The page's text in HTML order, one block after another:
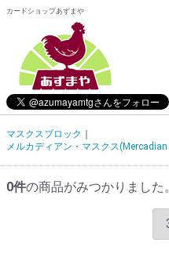
カードショップあずまや
マスクスブロック
メルカディアン・マスクス
0件の商品がみつかりました。